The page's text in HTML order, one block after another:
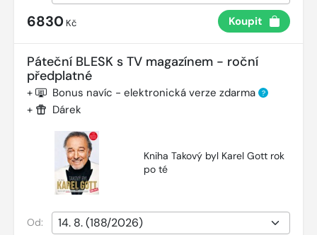
6830 Kč Koupit
Páteční BLESK s TV magazínem - roční
předplatné
+ Bonus navíc - elektronická verze zdarma ?
+ Dárek
Kniha Takový byl Karel Gott rok
po té
Od: